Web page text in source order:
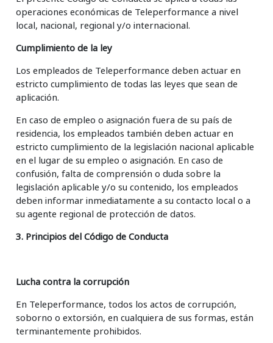
operaciones económicas de Teleperformance a nivel
local, nacional, regional y/o internacional.
Cumplimiento de la ley
Los empleados de Teleperformance deben actuar en
estricto cumplimiento de todas las leyes que sean de
aplicación.
En caso de empleo o asignación fuera de su país de
residencia, los empleados también deben actuar en
estricto cumplimiento de la legislación nacional aplicable
en el lugar de su empleo o asignación. En caso de
confusión, falta de comprensión o duda sobre la
legislación aplicable y/o su contenido, los empleados
deben informar inmediatamente a su contacto local o a
su agente regional de protección de datos.
3. Principios del Código de Conducta
Lucha contra la corrupción
En Teleperformance, todos los actos de corrupción,
soborno o extorsión, en cualquiera de sus formas, están
terminantemente prohibidos.